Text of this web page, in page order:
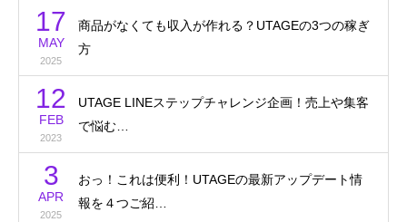
17
MAY
2025
商品がなくても収入が作れる？UTAGEの3つの稼ぎ
方
12
FEB
2023
UTAGE LINEステップチャレンジ企画！売上や集客
で悩む…
3
APR
2025
おっ！これは便利！UTAGEの最新アップデート情
報を４つご紹…